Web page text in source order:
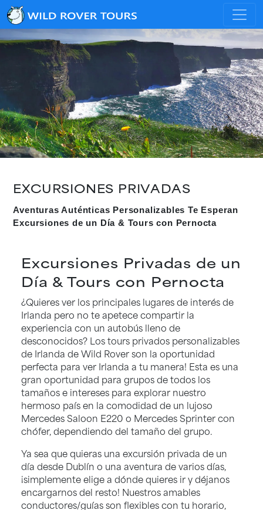
EXCURSIONES PRIVADAS
Aventuras Auténticas Personalizables Te Esperan
Excursiones de un Día & Tours con Pernocta
Excursiones Privadas de un
Día & Tours con Pernocta
¿Quieres ver los principales lugares de interés de
Irlanda pero no te apetece compartir la
experiencia con un autobús lleno de
desconocidos? Los tours privados personalizables
de Irlanda de Wild Rover son la oportunidad
perfecta para ver Irlanda a tu manera! Esta es una
gran oportunidad para grupos de todos los
tamaños e intereses para explorar nuestro
hermoso país en la comodidad de un lujoso
Mercedes Saloon E220 o Mercedes Sprinter con
chófer, dependiendo del tamaño del grupo.
Ya sea que quieras una excursión privada de un
día desde Dublín o una aventura de varios días,
¡simplemente elige a dónde quieres ir y déjanos
encargarnos del resto! Nuestros amables
conductores/guías son flexibles con tu horario,